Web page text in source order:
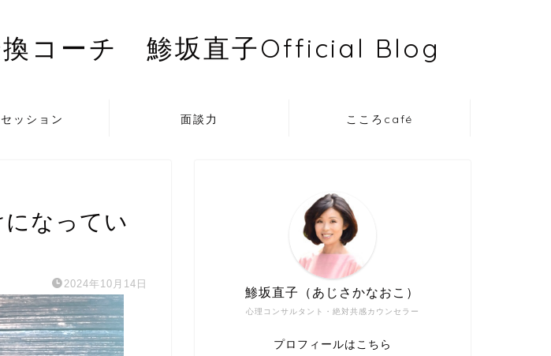
換コーチ 鯵坂直子Official Blog
ッション 面談力 こころcafé
になってい
2024年10月14日
心理コンサルタント・絶対共感カウンセラー
鯵坂直子（あじさかなおこ）
プロフィールはこちら